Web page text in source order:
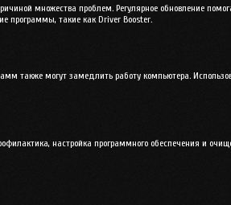
множества проблем. Регулярное обновление
программы, такие какDriver Booster.
также могут замедлить работу компьютера.
настройка программного обеспечения и